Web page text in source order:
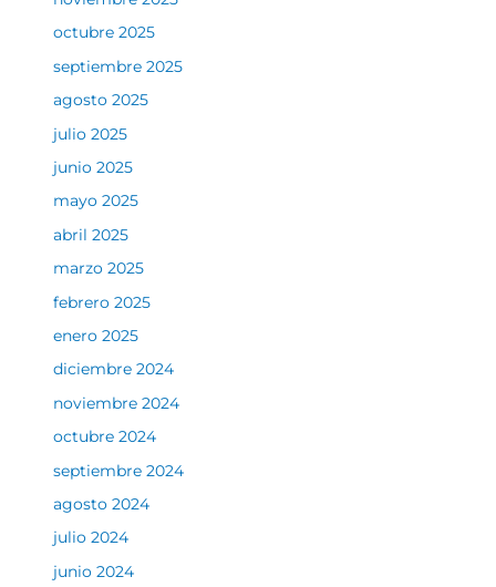
octubre 2025
septiembre 2025
agosto 2025
julio 2025
junio 2025
mayo 2025
abril 2025
marzo 2025
febrero 2025
enero 2025
diciembre 2024
noviembre 2024
octubre 2024
septiembre 2024
agosto 2024
julio 2024
junio 2024